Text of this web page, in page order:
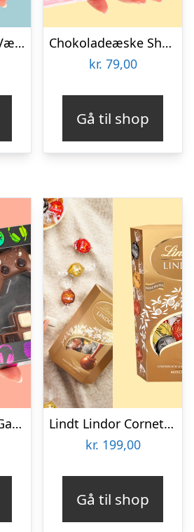
Chokoladeæske Værktøj
Chokoladeæske Shopping
kr. 79,00
Gå til shop
Chokoladeæske Gaming
Lindt Lindor Cornet 500 gram – Blandet chokolade
kr. 199,00
Gå til shop